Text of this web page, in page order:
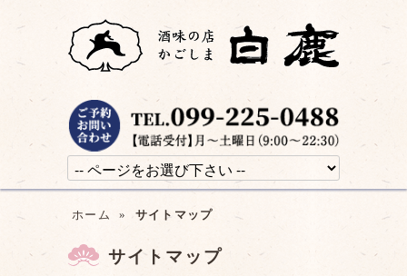
ホーム » サイトマップ
サイトマップ